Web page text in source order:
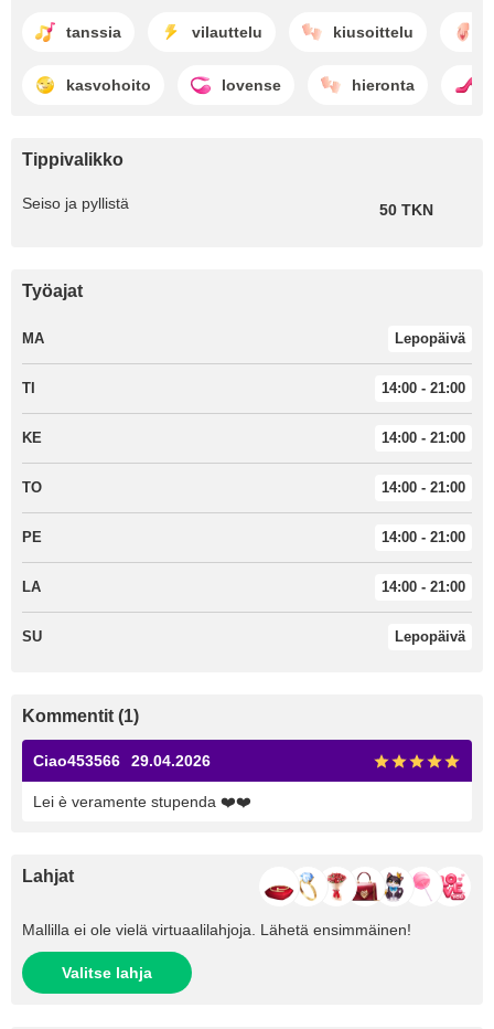
tanssia vilauttelu kiusoittelu
kasvohoito lovense hieronta
Tippivalikko
Seiso ja pyllistä 50 TKN
Työajat
MA Lepopäivä
TI 14:00 - 21:00
KE 14:00 - 21:00
TO 14:00 - 21:00
PE 14:00 - 21:00
LA 14:00 - 21:00
SU Lepopäivä
Kommentit (1)
Ciao453566 29.04.2026
Lei è veramente stupenda ❤️❤️
Lahjat
Mallilla ei ole vielä virtuaalilahjoja. Lähetä ensimmäinen!
Valitse lahja